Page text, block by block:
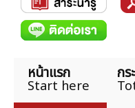
หน้าแรก
Start here
กร